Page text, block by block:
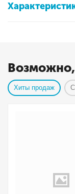
Возможно,
Хиты продаж